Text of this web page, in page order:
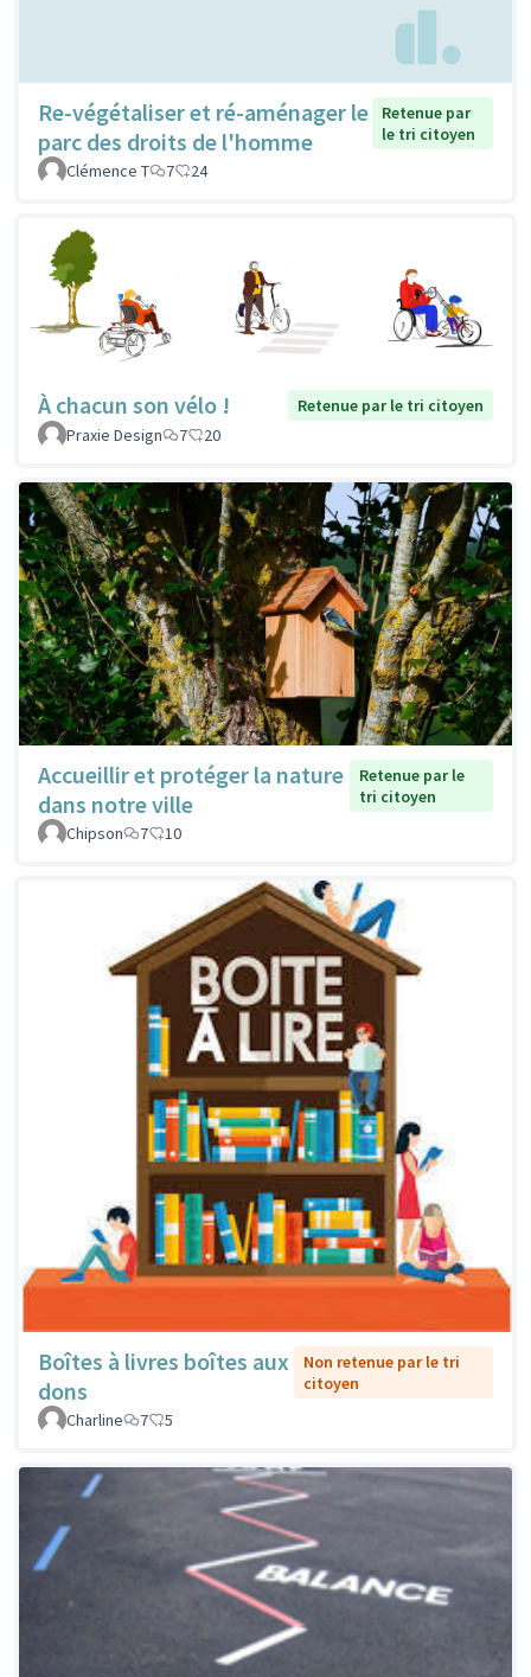
Re-végétaliser et ré-aménager le
parc des droits de l'homme
Retenue par
le tri citoyen
Clémence T
7 24
À chacun son vélo !
Retenue par le tri citoyen
Praxie Design
7 20
Accueillir et protéger la nature
dans notre ville
Retenue par le
tri citoyen
Chipson
7 10
Boîtes à livres boîtes aux
dons
Non retenue par le tri
citoyen
Charline
7 5